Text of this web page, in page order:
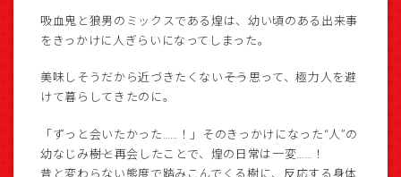
吸血鬼と狼男のミックスである煌は、幼い頃のある出来事
をきっかけに人ぎらいになってしまった。
美味しそうだから近づきたくない――そう思って、極力人を避
けて暮らしてきたのに。
「ずっと会いたかった……！」そのきっかけになった“人”の
幼なじみ――樹と再会したことで、煌の日常は一変……！
昔と変わらない態度で踏みこんでくる樹に、反応する身体